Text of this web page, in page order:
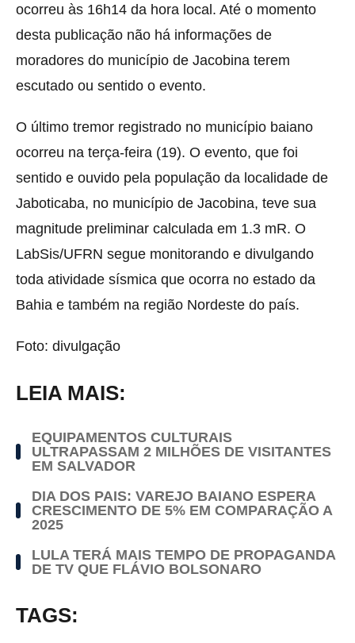
ocorreu às 16h14 da hora local. Até o momento
desta publicação não há informações de
moradores do município de Jacobina terem
escutado ou sentido o evento.
O último tremor registrado no município baiano
ocorreu na terça-feira (19). O evento, que foi
sentido e ouvido pela população da localidade de
Jaboticaba, no município de Jacobina, teve sua
magnitude preliminar calculada em 1.3 mR. O
LabSis/UFRN segue monitorando e divulgando
toda atividade sísmica que ocorra no estado da
Bahia e também na região Nordeste do país.
Foto: divulgação
LEIA MAIS:
EQUIPAMENTOS CULTURAIS
ULTRAPASSAM 2 MILHÕES DE VISITANTES
EM SALVADOR
DIA DOS PAIS: VAREJO BAIANO ESPERA
CRESCIMENTO DE 5% EM COMPARAÇÃO A
2025
LULA TERÁ MAIS TEMPO DE PROPAGANDA
DE TV QUE FLÁVIO BOLSONARO
TAGS: